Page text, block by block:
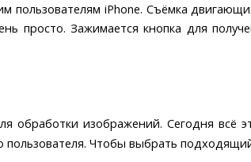
пользователям iPhone. Съёмка
просто. Зажимается кнопка для
обработки изображений. Сегодня всё
Чтобы выбрать